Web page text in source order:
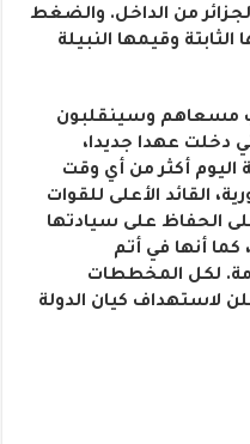
من الداخل. والضغط
وقيمها النبيلة
مسعاهم وسينقلبون
دخلت عهدا جديدا،
أكثر من أي وقت
القائد الأعلى للقوات
الحفاظ على سيادتها
كما أنها في أتم
لكل المخططات
لاستهداف كيان الدولة